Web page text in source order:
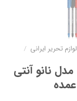
تحریر ایرانی /
نانو آنتی